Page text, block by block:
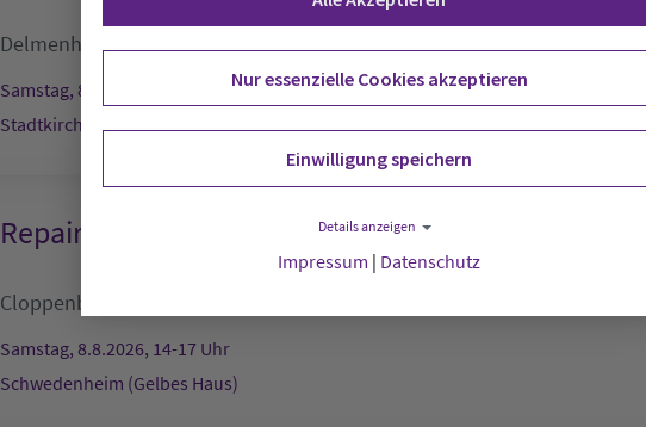
Delmenhorst:
Samstag, 8.8.2026, 12-13 Uhr
Stadtkirche
Repair-Café
Cloppenburg:
Samstag, 8.8.2026, 14-17 Uhr
Schwedenheim (Gelbes Haus)
Nur essenzielle Cookies akzeptieren
Einwilligung speichern
Details anzeigen
Impressum | Datenschutz